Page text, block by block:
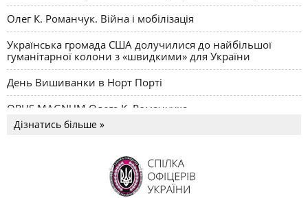
Олег К. Романчук. Війна і мобілізація
Українська громада США долучилися до найбільшої
гуманітарної колони з «швидкими» для України
День Вишиванки в Норт Порті
OPUS MAGNUM Олега К. Романчука
Дізнатись більше »